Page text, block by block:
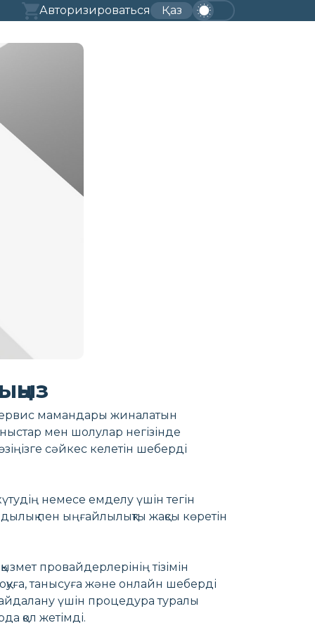
Авторизироваться Қаз
мамандары жиналатын
мен шолулар негізінде
сәйкес келетін шеберді
немесе емделу үшін тегін
пен ыңғайлылықты жақсы көретін
провайдерлерінің тізімін
танысуға және онлайн шеберді
пайдалану үшін процедура туралы
қол жетімді.